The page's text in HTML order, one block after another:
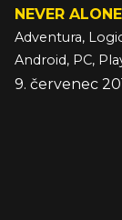
NEVER ALONE
Adventura,
9. červenec